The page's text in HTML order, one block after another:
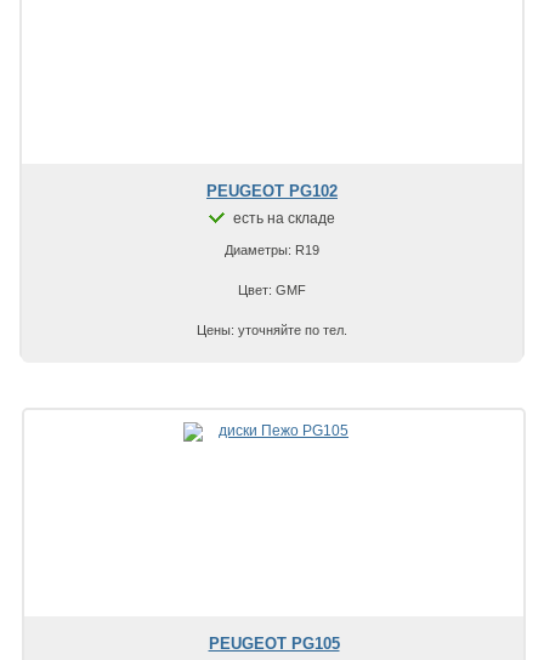
PEUGEOT PG102
есть на складе
Диаметры: R19
Цвет: GMF
Цены: уточняйте по тел.
PEUGEOT PG105